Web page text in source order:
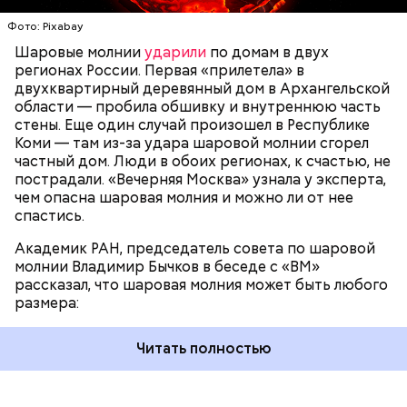
Фото: Pixabay
Шаровые молнииударили по домам в двух
регионах России. Первая «прилетела» в
двухквартирный деревянный дом в Архангельской
области — пробила обшивку и внутреннюю часть
стены. Еще один случай произошел в Республике
Коми — там из-за удара шаровой молнии сгорел
частный дом. Люди в обоих регионах, к счастью, не
пострадали. «Вечерняя Москва» узнала у эксперта,
чем опасна шаровая молния и можно ли от нее
спастись.
Академик РАН, председатель совета по шаровой
молнии Владимир Бычков в беседе с «ВМ»
рассказал, что шаровая молния может быть любого
размера:
и в окно влезть, причем в двухметровое.
Сжимается, как воздушный шар, и проходит.
Читать полностью
УЧЕНЫЕ МОЛНИИ ПОГОДА
— Об аварии я узнал 26 апреля, когда нас подняли
По его словам, солдаты не знали о масштабах
трагедии. Подобных аварий раньше не случалось.
Поэтому он не испытывал страха.